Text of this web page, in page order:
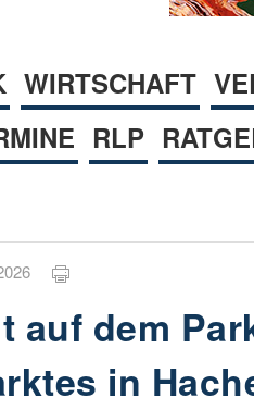
WIRTSCHAFT
RLP
auf dem
in